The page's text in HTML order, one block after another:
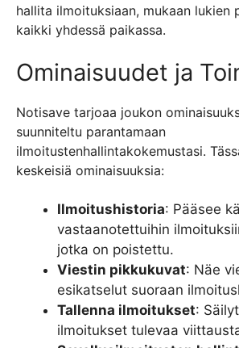
hallita ilmoituksiaan, mukaan lukien
kaikki yhdessä paikassa.
Ominaisuudet ja
Notisave tarjoaa joukon
suunniteltu parantamaan
ilmoitustenhallintakokemustasi.
keskeisiä ominaisuuksia:
Ilmoitushistoria: Pääsee
vastaanotettuihin
jotka on poistettu.
Viestin pikkukuvat: Näe
esikatselut suoraan
Tallenna ilmoitukset:
ilmoitukset tulevaa